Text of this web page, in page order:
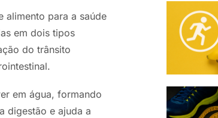
alimento para a saúde
em dois tipos
do trânsito
em água, formando
digestão e ajuda a